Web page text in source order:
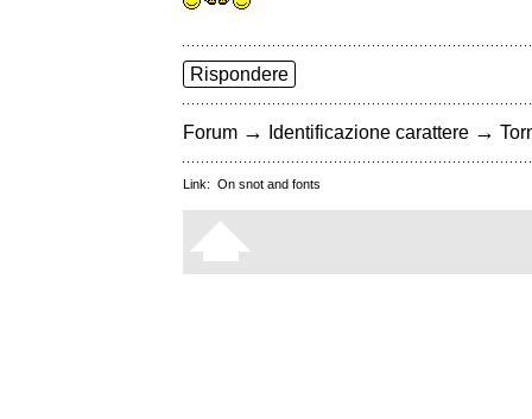
Rispondere
Forum → Identificazione carattere →
Link: On snot and fonts